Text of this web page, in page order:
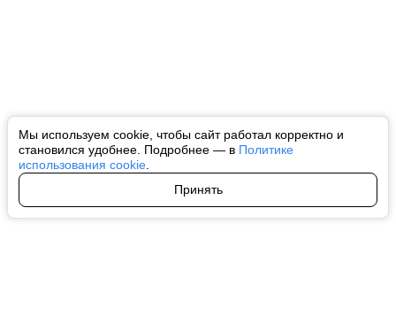
Мы используем cookie, чтобы сайт работал корректно и
становился удобнее. Подробнее — в Политике
использования cookie
Принять